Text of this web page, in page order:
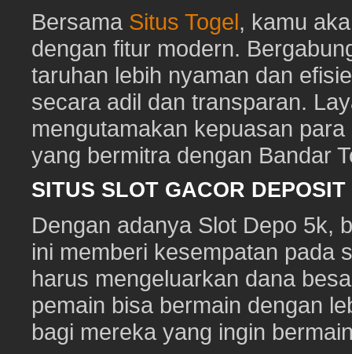
Bersama Situs Togel, kamu
dengan fitur modern.
taruhan lebih nyaman dan
secara adil dan transparan.
mengutamakan kepuasan
yang bermitra dengan Bandar
SITUS SLOT GACOR
Dengan adanya Slot Depo 5k,
ini memberi kesempatan pada
harus mengeluarkan dana
pemain bisa bermain dengan
bagi mereka yang ingin